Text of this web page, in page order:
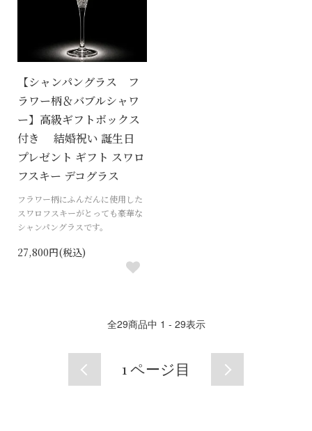
【シャンパングラス フ
ラワー柄＆バブルシャワ
ー】高級ギフトボックス
付き 結婚祝い 誕生日
プレゼント ギフト スワロ
フスキー デコグラス
フラワー柄にふんだんに使用した
スワロフスキーがとっても豪華な
シャンパングラスです。
27,800円(税込)
全29商品中 1 - 29表示
1 ページ目